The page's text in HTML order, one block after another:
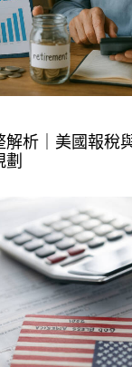
解析｜美國報稅